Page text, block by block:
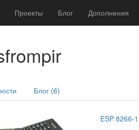
Проекты Блог Дополнения
Блог (6)
ESP 8266-